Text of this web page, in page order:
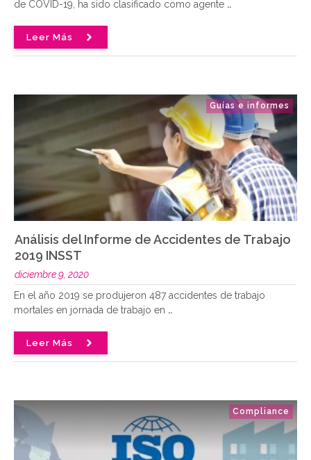
de COVID-19, ha sido clasificado como agente ..
Leer Más
Guías e informes
Análisis del Informe de Accidentes de Trabajo
2019 INSST
diciembre 9, 2020
En el año 2019 se produjeron 487 accidentes de trabajo
mortales en jornada de trabajo en ..
Leer Más
Compliance